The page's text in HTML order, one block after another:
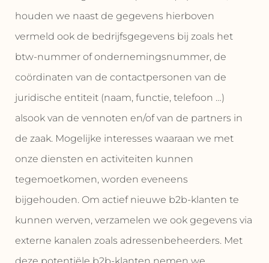
houden we naast de gegevens hierboven
vermeld ook de bedrijfsgegevens bij zoals het
btw-nummer of ondernemingsnummer, de
coördinaten van de contactpersonen van de
juridische entiteit (naam, functie, telefoon …)
alsook van de vennoten en/of van de partners in
de zaak. Mogelijke interesses waaraan we met
onze diensten en activiteiten kunnen
tegemoetkomen, worden eveneens
bijgehouden. Om actief nieuwe b2b-klanten te
kunnen werven, verzamelen we ook gegevens via
externe kanalen zoals adressenbeheerders. Met